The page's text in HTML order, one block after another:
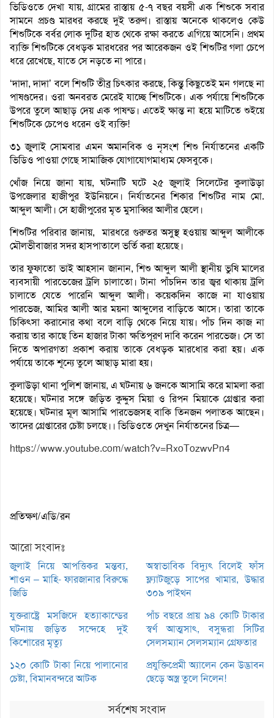
ভিডিওতে দেখা যায়, গ্রামের রাস্তায় ৫-৭ বছর বয়সী এক শিশুকে সবার
সামনে প্রচণ্ড মারধর করছে দুই তরুণ। রাস্তায় অনেকে থাকলেও কেউ
শিশুটিকে বর্বর লোক দুটির হাত থেকে রক্ষা করতে এগিয়ে আসেনি। প্রথম
ব্যক্তি শিশুটিকে বেধড়ক মারধরের পর আরেকজন ওই শিশুটির গলা চেপে
ধরে রেখেছে, যাতে সে নড়তে না পারে।
‘দাদা, দাদা’ বলে শিশুটি তীব্র চিৎকার করছে, কিন্তু কিছুতেই মন গলছে না
পাষণ্ডদের। ওরা অনবরত মেরেই যাচ্ছে শিশুটিকে। এক পর্যায়ে শিশুটিকে
উপরে তুলে আছাড় দেয় এক পাষন্ড। এতেই ক্ষান্ত না হয়ে মাটিতে শুইয়ে
শিশুটিকে চেপেও ধরেন ওই ব্যক্তি!
৩১ জুলাই সোমবার এমন অমানবিক ও নৃসংশ শিশু নির্যাতনের একটি
ভিডিও পাওয়া গেছে সামাজিক যোগাযোগমাধ্যম ফেসবুকে।
খোঁজ নিয়ে জানা যায়, ঘটনাটি ঘটে ২৫ জুলাই সিলেটের কুলাউড়া
উপজেলার হাজীপুর ইউনিয়নে। নির্যাতনের শিকার শিশুটির নাম মো.
আব্দুল আলী। সে হাজীপুরের মৃত মুসাব্বির আলীর ছেলে।
শিশুটির পরিবার জানায়, মারধরে গুরুতর অসুস্থ হওয়ায় আব্দুল আলীকে
মৌলভীবাজার সদর হাসপাতালে ভর্তি করা হয়েছে।
তার ফুফাতো ভাই আহসান জানান, শিশু আব্দুল আলী স্থানীয় ভুষি মালের
ব্যবসায়ী পারভেজের ট্রলি চালাতো। টানা পাঁচদিন তার জ্বর থাকায় ট্রলি
চালাতে যেতে পারেনি আব্দুল আলী। কয়েকদিন কাজে না যাওয়ায়
পারভেজ, আমির আলী আর ময়না আব্দুলের বাড়িতে আসে। তারা তাকে
চিকিৎসা করানোর কথা বলে বাড়ি থেকে নিয়ে যায়। পাঁচ দিন কাজ না
করায় তার কাছে তিন হাজার টাকা ক্ষতিপূরণ দাবি করেন পারভেজ। সে তা
দিতে অপারগতা প্রকাশ করায় তাকে বেধড়ক মারধোর করা হয়। এক
পর্যায়ে তাকে শূন্যে তুলে আছাড় মারা হয়।
কুলাউড়া থানা পুলিশ জানায়, এ ঘটনায় ৬ জনকে আসামি করে মামলা করা
হয়েছে। ঘটনার সঙ্গে জড়িত কুদ্দুস মিয়া ও রিপন মিয়াকে গ্রেপ্তার করা
হয়েছে। ঘটনার মূল আসামি পারভেজসহ বাকি তিনজন পলাতক আছেন।
তাদের গ্রেপ্তারের চেষ্টা চলছে।। ভিডিওতে দেখুন নির্যাতনের চিত্র—
https://www.youtube.com/watch?v=RxoTozwvPn4
প্রতিক্ষণ/এডি/রন
আরো সংবাদঃ
জুলাই নিয়ে আপত্তিকর মন্তব্য,
শাওন – মাহি- ফারজানার বিরুদ্ধে
জিডি
অস্বাভাবিক বিদ্যুৎ বিলেই ফাঁস
ফ্ল্যাটজুড়ে সাপের খামার, উদ্ধার
৩০৯ পাইথন
যুক্তরাষ্ট্রে মসজিদে হত্যাকান্ডের
ঘটনায় জড়িত সন্দেহে দুই
কিশোরের মৃত্যু
পাঁচ বছরে প্রায় ৯৪ কোটি টাকার
স্বর্ণ আত্মসাৎ, বসুন্ধরা সিটির
সেলসম্যান সেলসম্যান গ্রেফতার
১২০ কোটি টাকা নিয়ে পালানোর
চেষ্টা, বিমানবন্দরে আটক
প্রযুক্তিপ্রেমী অ্যালেন কেন উদ্ভাবন
ছেড়ে অস্ত্র তুলে নিলেন!
সর্বশেষ সংবাদ